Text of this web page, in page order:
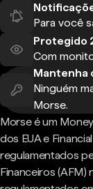
Para você
Protegido
Com
Mantenha
Ninguém
Morse.
Morse é um
dos EUA e
regulamentados
Financeiros (AFM)